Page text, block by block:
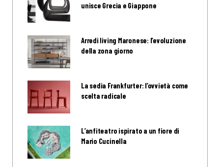
unisce Grecia e Giappone
Arredi living Maronese: l’evoluzione
della zona giorno
La sedia Frankfurter: l’ovvietà come
scelta radicale
L’anfiteatro ispirato a un fiore di
Mario Cucinella